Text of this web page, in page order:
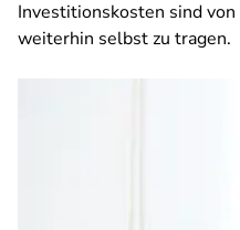
Investitionskosten sind
weiterhin selbst zu tragen.